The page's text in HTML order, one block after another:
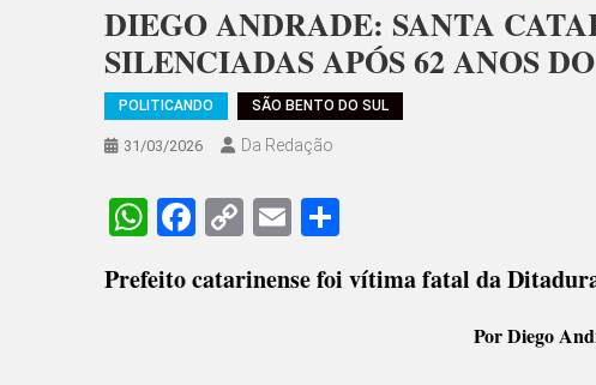
DIEGO ANDRADE: SANTA
SILENCIADAS APÓS 62 ANOS
POLITICANDO SÃO BENTO DO SUL
31/03/2026 Da Redação
WhatsApp
Facebook
CopyEmail
Prefeito catarinense foi vítima fatal da
Por Diego